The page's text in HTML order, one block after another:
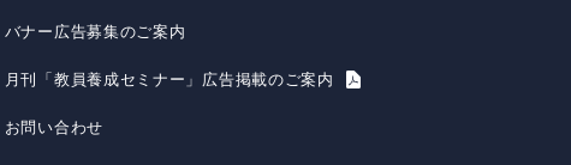
バナー広告募集のご案内
月刊「教員養成セミナー」広告掲載のご案内
お問い合わせ